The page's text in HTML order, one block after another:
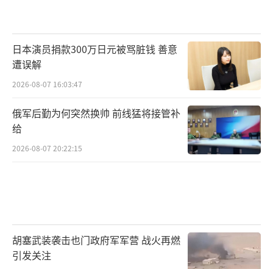
日本演员捐款300万日元被骂脏钱 善意
遭误解
2026-08-07 16:03:47
俄军后勤为何突然换帅 前线猛将接管补
给
2026-08-07 20:22:15
胡塞武装袭击也门政府军军营 战火再燃
引发关注